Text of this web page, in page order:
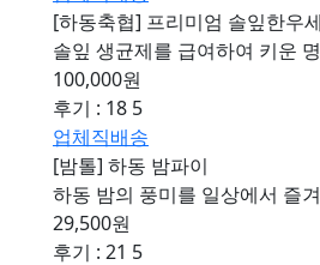
[하동축협] 프리미엄 솔잎한우
솔잎 생균제를 급여하여 키운
100,000원
후기 : 18 5
업체직배송
[밤톨] 하동 밤파이
하동 밤의 풍미를 일상에서 즐
29,500원
후기 : 21 5